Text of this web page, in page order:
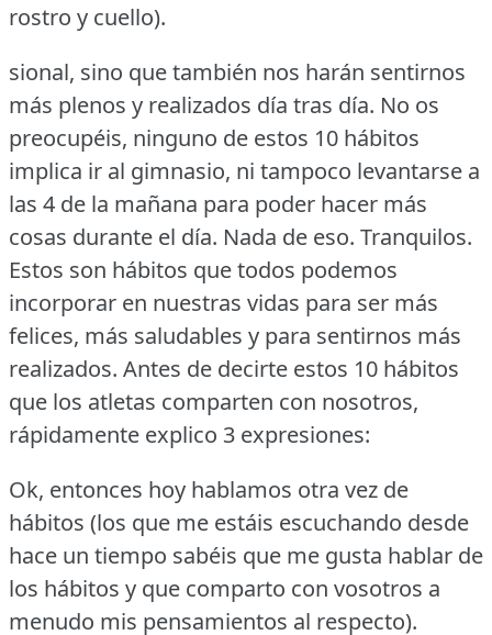
rostro y cuello).
sional, sino que también nos harán sentirnos
más plenos y realizados día tras día. No os
preocupéis, ninguno de estos 10 hábitos
implica ir al gimnasio, ni tampoco levantarse a
las 4 de la mañana para poder hacer más
cosas durante el día. Nada de eso. Tranquilos.
Estos son hábitos que todos podemos
incorporar en nuestras vidas para ser más
felices, más saludables y para sentirnos más
realizados. Antes de decirte estos 10 hábitos
que los atletas comparten con nosotros,
rápidamente explico 3 expresiones:
Ok, entonces hoy hablamos otra vez de
hábitos (los que me estáis escuchando desde
hace un tiempo sabéis que me gusta hablar de
los hábitos y que comparto con vosotros a
menudo mis pensamientos al respecto).